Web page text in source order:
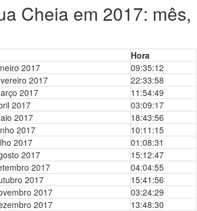
Cheia em 2017: mês,
Hora
2017
09:35:12
2017
22:33:58
2017
11:54:49
2017
03:09:17
2017
18:43:56
2017
10:11:15
2017
01:08:31
2017
15:12:47
2017
04:04:55
2017
15:41:56
2017
03:24:29
2017 13:48:30